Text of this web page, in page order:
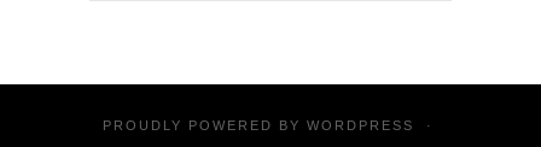
PROUDLY POWERED BY WORDPRESS
·